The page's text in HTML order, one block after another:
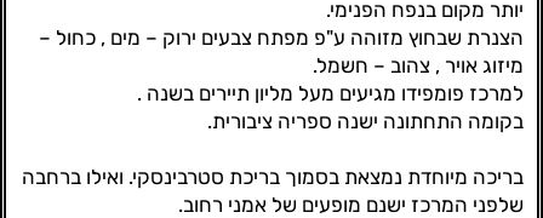
יותר מקום בנפח הפנימי.
הצנרת שבחוץ מזוהה ע"פ מפתח צבעים ירוק – מים , כחול –
מיזוג אויר , צהוב – חשמל.
למרכז פומפידו מגיעים מעל מליון תיירים בשנה .
בקומה התחתונה ישנה ספריה ציבורית.
בריכה מיוחדת נמצאת בסמוך בריכת סטרבינסקי. ואילו ברחבה
שלפני המרכז ישנם מופעים של אמני רחוב.